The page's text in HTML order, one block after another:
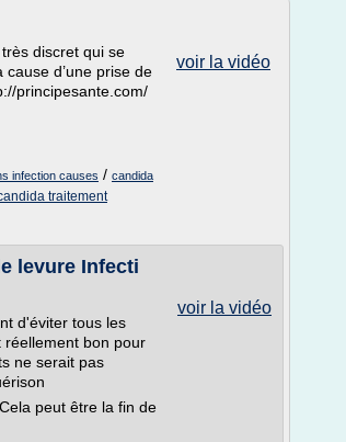
voir la vidéo
discret qui se
d’une prise de
principesante.com/
infection causes / candida
traitement
levure Infecti
voir la vidéo
d'éviter tous les
réellement bon pour
ne serait pas
peut être la fin de